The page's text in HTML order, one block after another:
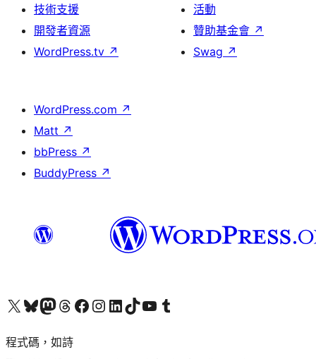
技術支援
開發者資源
WordPress.tv ↗
活動
贊助基金會 ↗
Swag ↗
WordPress.com ↗
Matt ↗
bbPress ↗
BuddyPress ↗
查看我們的 X (之前的 Twitter) 帳號造訪我們的 Bluesky 帳號造訪我們的 Mastodon 帳號造訪我們的 Threads 帳號 造訪我們的 Facebook 粉絲專頁Visit our Instagram account
Visit our LinkedIn account
造訪我們的 TikTok 帳號Visit our YouTube channel
造訪我們的 Tumblr 帳號
程式碼，如詩